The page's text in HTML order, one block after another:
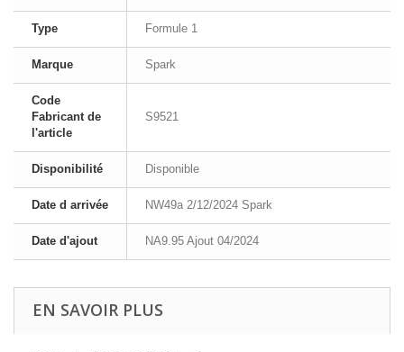
Type Formule 1
Marque Spark
Code
Fabricant de
l'article
S9521
Disponibilité Disponible
Date d arrivée NW49a 2/12/2024 Spark
Date d'ajout NA9.95 Ajout 04/2024
EN SAVOIR PLUS